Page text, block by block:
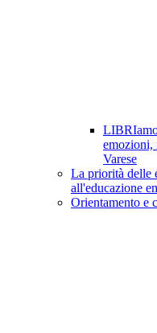
emozioni,
Varese
La priorità delle
all'educazione
Orientamento e